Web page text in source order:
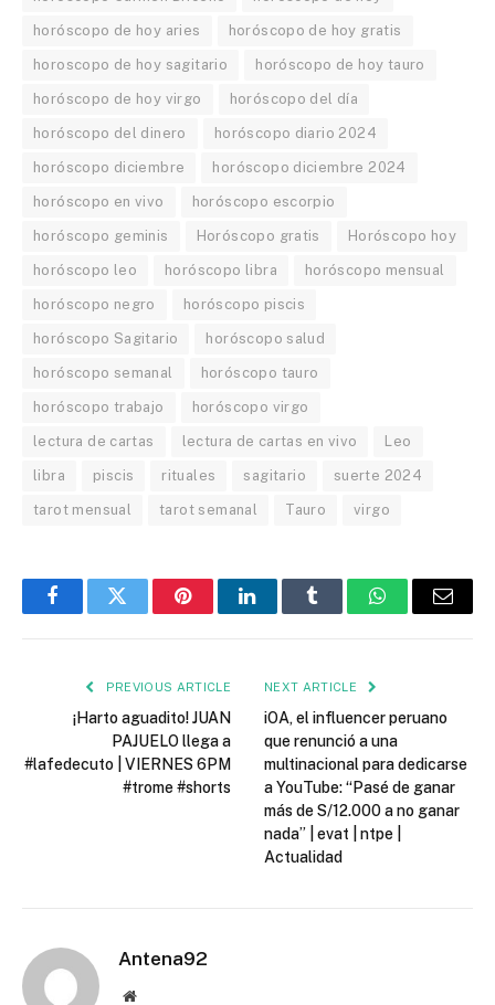
horóscopo de hoy aries horóscopo de hoy gratis
horoscopo de hoy sagitario horóscopo de hoy tauro
horóscopo de hoy virgo horóscopo del día
horóscopo del dinero horóscopo diario 2024
horóscopo diciembre horóscopo diciembre 2024
horóscopo en vivo horóscopo escorpio
horóscopo geminis Horóscopo gratis Horóscopo hoy
horóscopo leo horóscopo libra horóscopo mensual
horóscopo negro horóscopo piscis
horóscopo Sagitario horóscopo salud
horóscopo semanal horóscopo tauro
horóscopo trabajo horóscopo virgo
lectura de cartas lectura de cartas en vivo Leo
libra piscis rituales sagitario suerte 2024
tarot mensual tarot semanal Tauro virgo
FacebookTwitter PinterestLinkedInTumblr WhatsAppEmail
PREVIOUS ARTICLE
¡Harto aguadito! JUAN
PAJUELO llega a
#lafedecuto | VIERNES 6PM
#trome #shorts
NEXT ARTICLE
iOA, el influencer peruano
que renunció a una
multinacional para dedicarse
a YouTube: “Pasé de ganar
más de S/12.000 a no ganar
nada” | evat | ntpe |
Actualidad
Antena92
Website